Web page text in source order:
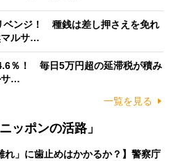
ベンジ！ 種銭は差し押さえを免れ
マルサ…
％！ 毎日5万円超の延滞税が積み
サ…
一覧を見る
ッポンの活路」
れ」に歯止めはかかるか？】警察庁